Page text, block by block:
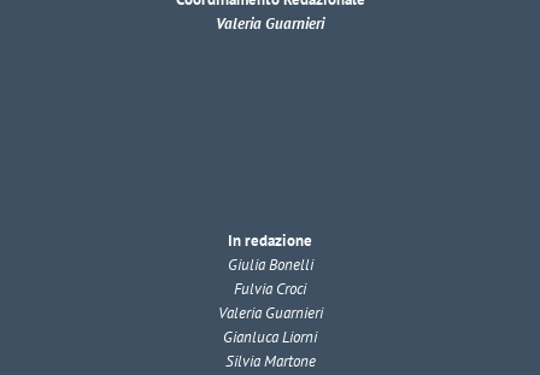
Valeria Guarnieri
In redazione
Giulia Bonelli
Fulvia Croci
Valeria Guarnieri
Gianluca Liorni
Silvia Martone